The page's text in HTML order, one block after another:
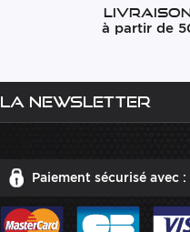
à partir de
La newsletter
Paiement sécurisé avec :